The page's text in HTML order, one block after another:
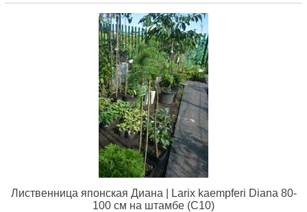
Лиственница японская Диана | Larix kaempferi Diana 80-
100 см на штамбе (С10)